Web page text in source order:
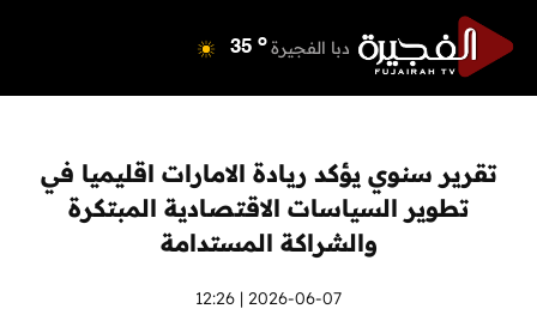
دبا الفجيرة 35 o
أم القيوين 39 o
راس الخيمة o
الفجيرة o
تقرير سنوي يؤكد ريادة الامارات اقليميا في
تطوير السياسات الاقتصادية المبتكرة
والشراكة المستدامة
2026-06-07 | 12:26